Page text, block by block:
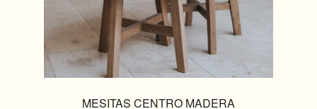
MESITAS CENTRO MADERA